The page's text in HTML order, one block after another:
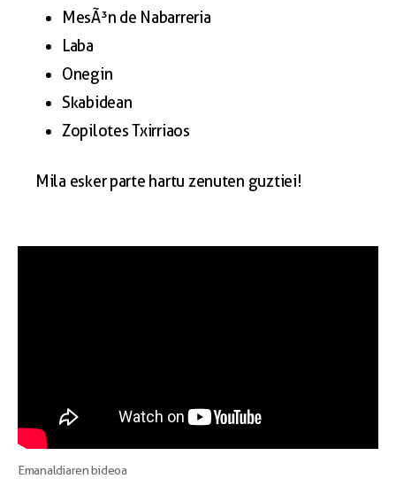
MesÃ³n de Nabarreria
Laba
Onegin
Skabidean
Zopilotes Txirriaos
Mila esker parte hartu zenuten guztiei!
Emanaldiaren bideoa